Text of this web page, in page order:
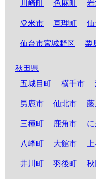
川崎町 色麻町 岩
登米市 亘理町 仙
仙台市宮城野区 栗
秋田県
五城目町
横手市
男鹿市 仙北市 藤
三種町 鹿角市
八峰町 大館市
井川町 羽後町 秋